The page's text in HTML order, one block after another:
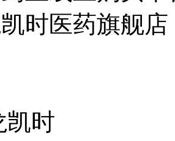
时医药旗舰
凯时